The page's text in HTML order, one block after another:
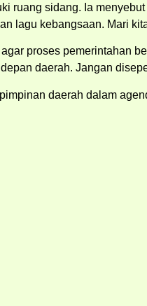
ruang sidang. Ia
lagu kebangsaan. Mari
proses pemerintahan
daerah. Jangan
daerah dalam